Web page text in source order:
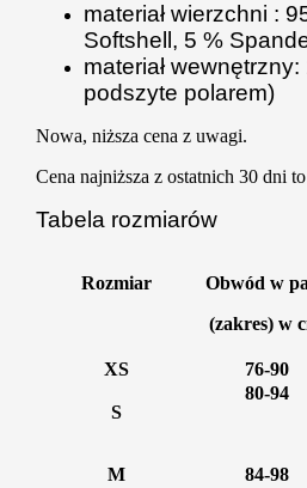
materiał wierzchni :
Softshell, 5 %
materiał
podszyte polarem)
Nowa, niższa cena z uwagi.
Cena najniższa z ostatnich 30 dni to
Tabela rozmiarów
Rozmiar
Obwód w
(zakres) w
XS 76-90
S
80-94
M 84-98